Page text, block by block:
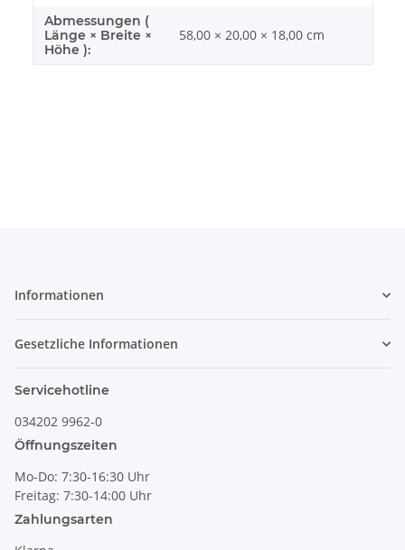
Abmessungen (
Länge × Breite ×
Höhe ):
58,00 × 20,00 × 18,00 cm
Informationen
Gesetzliche Informationen
Servicehotline
034202 9962-0
Öffnungszeiten
Mo-Do: 7:30-16:30 Uhr
Freitag: 7:30-14:00 Uhr
Zahlungsarten